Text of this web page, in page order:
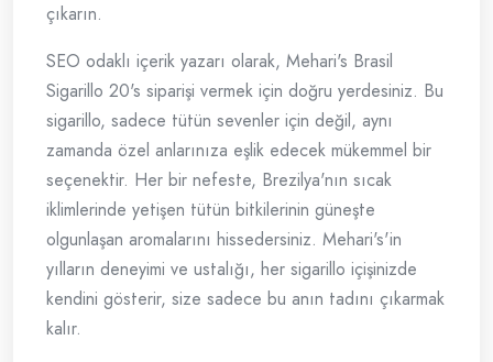
çıkarın.
SEO odaklı içerik yazarı olarak, Mehari's Brasil
Sigarillo 20's siparişi vermek için doğru yerdesiniz. Bu
sigarillo, sadece tütün sevenler için değil, aynı
zamanda özel anlarınıza eşlik edecek mükemmel bir
seçenektir. Her bir nefeste, Brezilya'nın sıcak
iklimlerinde yetişen tütün bitkilerinin güneşte
olgunlaşan aromalarını hissedersiniz. Mehari's'in
yılların deneyimi ve ustalığı, her sigarillo içişinizde
kendini gösterir, size sadece bu anın tadını çıkarmak
kalır.